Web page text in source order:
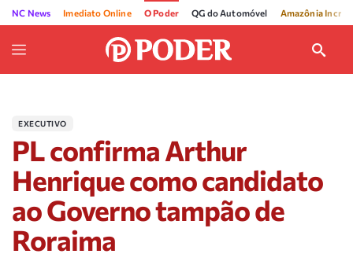
NC News Imediato Online O Poder QG do Automóvel Amazônia
EXECUTIVO
PL confirma Arthur
Henrique como candidato
ao Governo tampão de
Roraima